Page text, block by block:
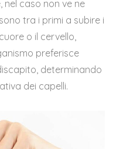
caso non ve ne
tra i primi a subire i
o il cervello,
preferisce
determinando
dei capelli.